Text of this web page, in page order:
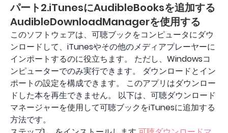
パート2.iTunesにAudibleBooksを追加する
AudibleDownloadManagerを使用する
このソフトウェアは、可聴ブックをコンピュータにダウ
ンロードして、iTunesやその他のメディアプレーヤーに
インポートするのに役立ちます。 ただし、Windowsコ
ンピューターでのみ実行できます。 ダウンロードとイン
ポートの設定を構成できます。 このアプリはダウンロー
ドした本を再生できません。 以下は、可聴ダウンロード
マネージャーを使用して可聴ブックをiTunesに追加する
方法です。